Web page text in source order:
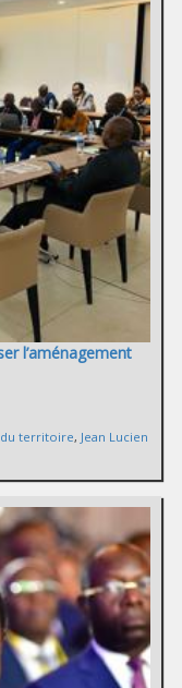
l’aménagement
territoire, Jean Lucien